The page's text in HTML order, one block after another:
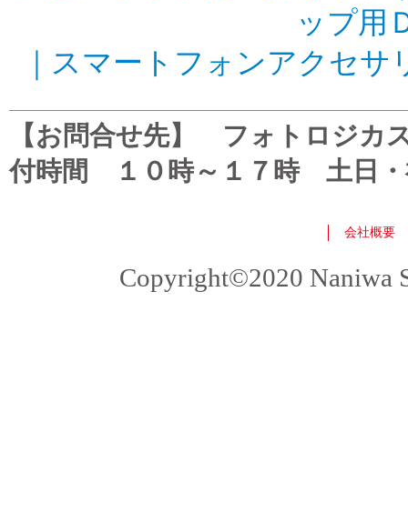
ップ用
スマートフォンアクセサ
【お問合せ先】 フォトロジ
付時間 １０時～１７時 土日・
会社概要
Copyright©2020 Naniwa